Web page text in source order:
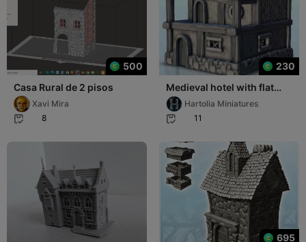
500
Casa Rural de 2 pisos
Xavi Mira
 8
230
Medieval hotel with flat
roof and terrace 5 -
miniatures war
Hartolia Miniatures
 11
695